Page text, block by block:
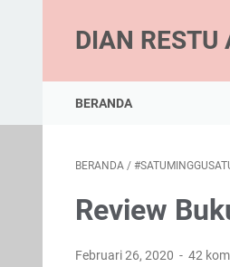
DIAN RESTU
BERANDA
BERANDA /
Review
Februari 26, 2020 42